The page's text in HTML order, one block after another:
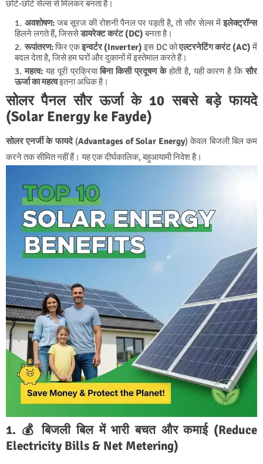
छोटे-छोटे सेल्स से मिलकर बनता है।
अवशोषण:जब सूरज की रोशनी पैनल पर पड़ती है, तो सौर सेल्स मेंइलेक्ट्रॉन्स
हिलने लगते हैं, जिससेडायरेक्ट करंट (DC)बनता है।
रूपांतरण:फिर एकइन्वर्टर (Inverter)इस DC कोएल्टरनेटिंग करंट (AC)में
बदल देता है, जिसे हम घरों और दुकानों में इस्तेमाल करते हैं।
महत्व: यह पूरी प्रक्रियाबिना किसी प्रदूषण केहोती है, यही कारण है किसौर
ऊर्जा का महत्वइतना अधिक है।
सोलर पैनल सौर ऊर्जा के 10 सबसे बड़े फायदे
(Solar Energy ke Fayde)
सोलर एनर्जी के फायदे(Advantages of Solar Energy) केवल बिजली बिल कम
करने तक सीमित नहीं हैं। यह एक दीर्घकालिक, बहुआयामी निवेश है।
1. 💰 बिजली बिल में भारी बचत और कमाई (Reduce
Electricity Bills & Net Metering)